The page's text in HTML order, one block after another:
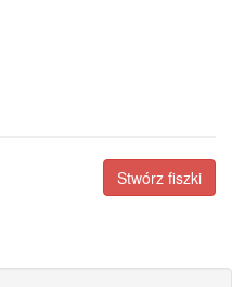
Stwórz fiszki